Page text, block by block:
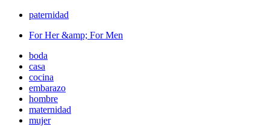
paternidad
For Her &amp; For Men
boda
casa
cocina
embarazo
hombre
maternidad
mujer